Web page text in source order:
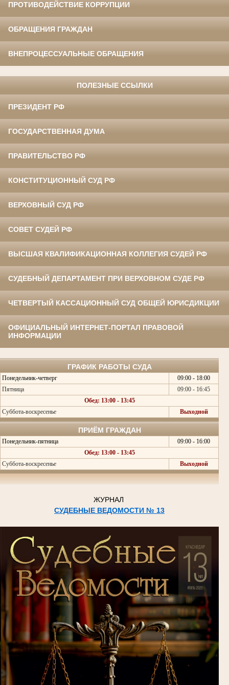
ПРОТИВОДЕЙСТВИЕ КОРРУПЦИИ
ОБРАЩЕНИЯ ГРАЖДАН
ВНЕПРОЦЕССУАЛЬНЫЕ ОБРАЩЕНИЯ
ПОЛЕЗНЫЕ ССЫЛКИ
ПРЕЗИДЕНТ РФ
ГОСУДАРСТВЕННАЯ ДУМА
ПРАВИТЕЛЬСТВО РФ
КОНСТИТУЦИОННЫЙ СУД РФ
ВЕРХОВНЫЙ СУД РФ
СОВЕТ СУДЕЙ РФ
ВЫСШАЯ КВАЛИФИКАЦИОННАЯ КОЛЛЕГИЯ СУДЕЙ РФ
СУДЕБНЫЙ ДЕПАРТАМЕНТ ПРИ ВЕРХОВНОМ СУДЕ РФ
ЧЕТВЕРТЫЙ КАССАЦИОННЫЙ СУД ОБЩЕЙ ЮРИСДИКЦИИ
ОФИЦИАЛЬНЫЙ ИНТЕРНЕТ-ПОРТАЛ ПРАВОВОЙ
ИНФОРМАЦИИ
ГРАФИК РАБОТЫ СУДА
Понедельник-четверг
09:00 - 18:00
Пятница
09:00 - 16:45
Обед: 13:00 - 13:45
Суббота-воскресенье
Выходной
ПРИЁМ ГРАЖДАН
Понедельник-пятница
09:00 - 16:00
Обед: 13:00 - 13:45
Суббота-воскресенье
Выходной
ЖУРНАЛ
СУДЕБНЫЕ ВЕДОМОСТИ № 13